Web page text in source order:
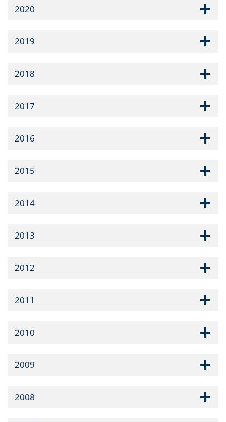
2020
2019
2018
2017
2016
2015
2014
2013
2012
2011
2010
2009
2008